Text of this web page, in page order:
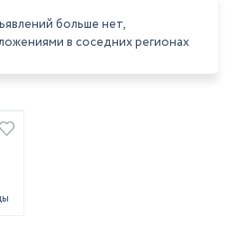
больше нет,
в соседних регионах